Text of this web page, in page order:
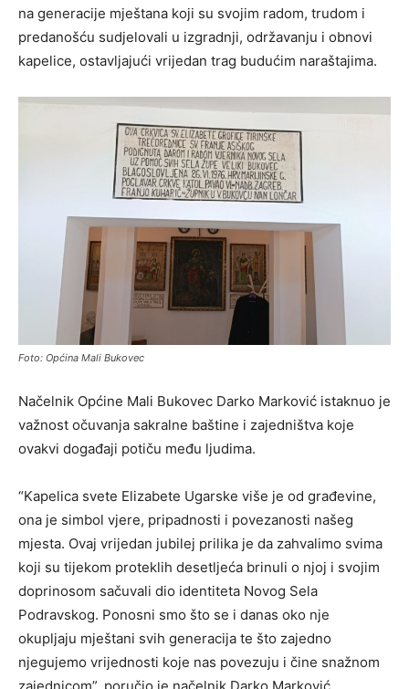
na generacije mještana koji su svojim radom, trudom i
predanošću sudjelovali u izgradnji, održavanju i obnovi
kapelice, ostavljajući vrijedan trag budućim naraštajima.
Foto: Općina Mali Bukovec
Načelnik Općine Mali Bukovec Darko Marković istaknuo je
važnost očuvanja sakralne baštine i zajedništva koje
ovakvi događaji potiču među ljudima.
“Kapelica svete Elizabete Ugarske više je od građevine,
ona je simbol vjere, pripadnosti i povezanosti našeg
mjesta. Ovaj vrijedan jubilej prilika je da zahvalimo svima
koji su tijekom proteklih desetljeća brinuli o njoj i svojim
doprinosom sačuvali dio identiteta Novog Sela
Podravskog. Ponosni smo što se i danas oko nje
okupljaju mještani svih generacija te što zajedno
njegujemo vrijednosti koje nas povezuju i čine snažnom